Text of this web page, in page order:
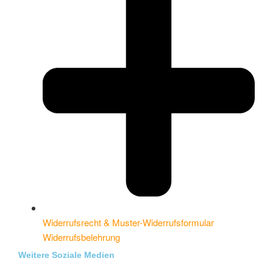
Widerrufsrecht & Muster-Widerrufsformular
Widerrufsbelehrung
Weitere Soziale Medien